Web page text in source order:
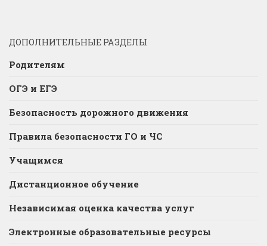
ДОПОЛНИТЕЛЬНЫЕ РАЗДЕЛЫ
Родителям
ОГЭ и ЕГЭ
Безопасность дорожного движения
Правила безопасности ГО и ЧС
Учащимся
Дистанционное обучение
Независимая оценка качества услуг
Электронные образовательные ресурсы